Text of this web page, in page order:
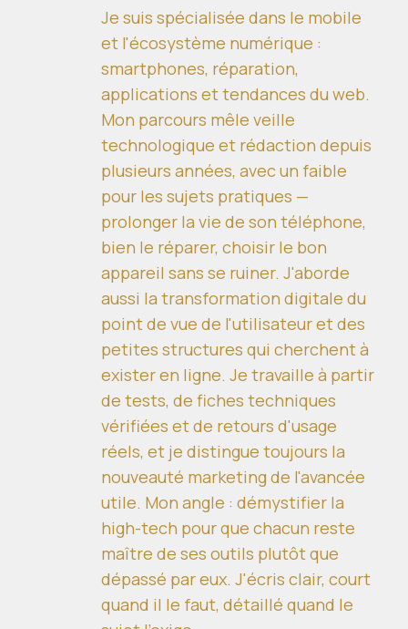
Je suis spécialisée dans le mobile
et l'écosystème numérique :
smartphones, réparation,
applications et tendances du web.
Mon parcours mêle veille
technologique et rédaction depuis
plusieurs années, avec un faible
pour les sujets pratiques —
prolonger la vie de son téléphone,
bien le réparer, choisir le bon
appareil sans se ruiner. J'aborde
aussi la transformation digitale du
point de vue de l'utilisateur et des
petites structures qui cherchent à
exister en ligne. Je travaille à partir
de tests, de fiches techniques
vérifiées et de retours d'usage
réels, et je distingue toujours la
nouveauté marketing de l'avancée
utile. Mon angle : démystifier la
high-tech pour que chacun reste
maître de ses outils plutôt que
dépassé par eux. J'écris clair, court
quand il le faut, détaillé quand le